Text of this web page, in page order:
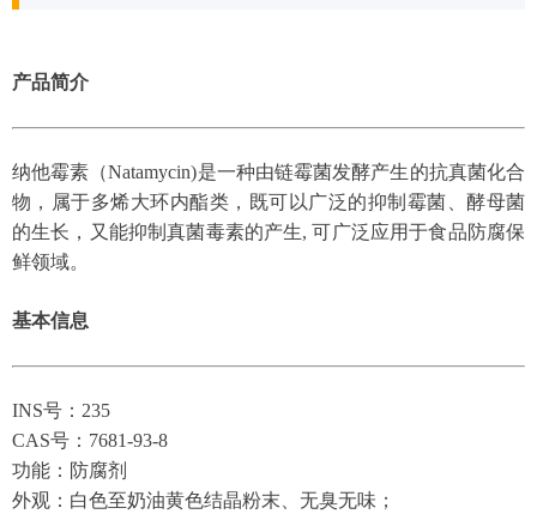
产品简介
纳他霉素（Natamycin)是一种由链霉菌发酵产生的抗真菌化合
物，属于多烯大环内酯类，既可以广泛的抑制霉菌、酵母菌
的生长，又能抑制真菌毒素的产生, 可广泛应用于食品防腐保
鲜领域。
基本信息
INS号：235
CAS号：7681-93-8
功能：防腐剂
外观： 白色至奶油黄色结晶粉末、无臭无味 ；